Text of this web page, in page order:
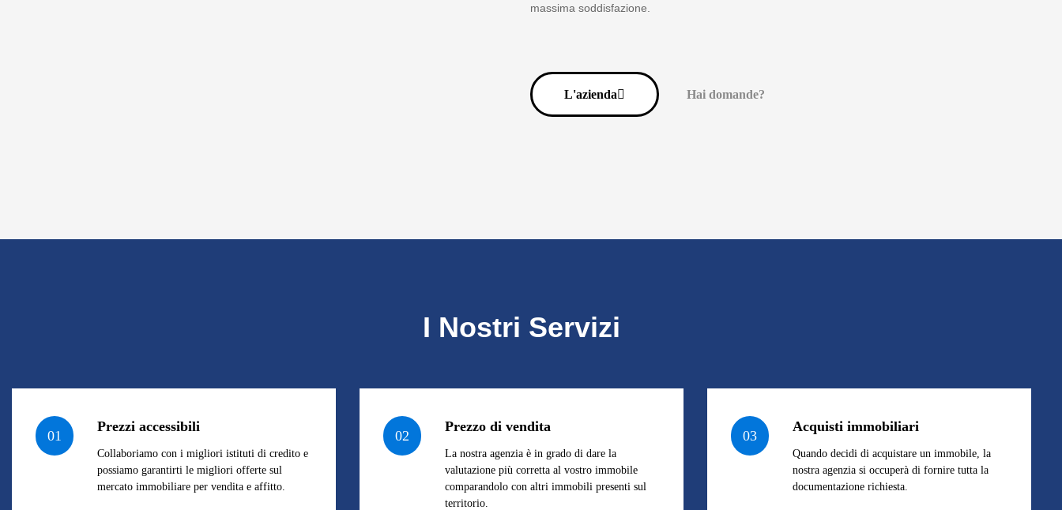
massima soddisfazione.
L'azienda Hai domande?
I Nostri Servizi
01
Prezzi accessibili
Collaboriamo con i migliori istituti di credito e
possiamo garantirti le migliori offerte sul
mercato immobiliare per vendita e affitto.
02
Prezzo di vendita
La nostra agenzia è in grado di dare la
valutazione più corretta al vostro immobile
comparandolo con altri immobili presenti sul
territorio.
03
Acquisti immobiliari
Quando decidi di acquistare un immobile, la
nostra agenzia si occuperà di fornire tutta la
documentazione richiesta.